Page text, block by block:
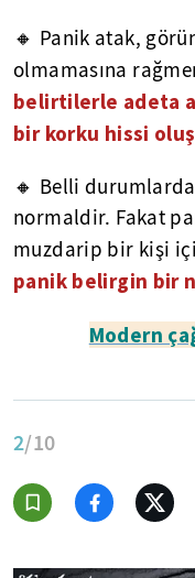
🔸 Panik atak,
olmamasına
belirtilerle adeta
bir korku hissi
🔸 Belli
normaldir. Fakat
muzdarip bir kişi
panik belirgin bir
Modern
2/10